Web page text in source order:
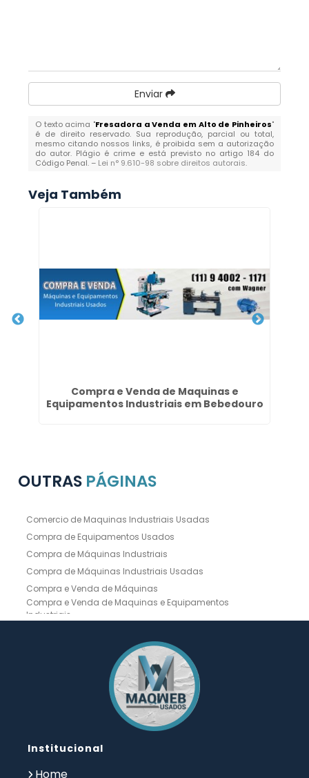
Enviar
O texto acima "Fresadora a Venda em Alto de Pinheiros"
é de direito reservado. Sua reprodução, parcial ou total,
mesmo citando nossos links, é proibida sem a autorização
do autor. Plágio é crime e está previsto no artigo 184 do
Código Penal. – Lei n° 9.610-98 sobre direitos autorais.
Veja Também
Compra e Venda de Maquinas e
Equipamentos Industriais em Bebedouro
OUTRAS PÁGINAS
Comercio de Maquinas Industriais Usadas
Compra de Equipamentos Usados
Compra de Máquinas Industriais
Compra de Máquinas Industriais Usadas
Compra e Venda de Máquinas
Compra e Venda de Maquinas e Equipamentos
Industriais
Compra e Venda de Máquinas Operatrizes
Dobradeira CNC Usada
Dobradeira de Chapa Hidráulica Usada
Dobradeira de Chapas
Dobradeira Hidráulica
Dobradeira Hidráulica Usada
Dobradeira Industrial
Empresa de Compra de Máquinas Industriais
Empresa de Maquinas e Equipamentos
Institucional
Home